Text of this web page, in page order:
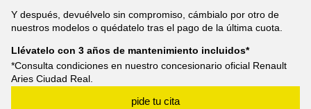
Y después, devuélvelo sin compromiso, cámbialo por otro de
nuestros modelos o quédatelo tras el pago de la última cuota.
Llévatelo con 3 años de mantenimiento incluidos*
*Consulta condiciones en nuestro concesionario oficial Renault
Aries Ciudad Real.
pide tu cita